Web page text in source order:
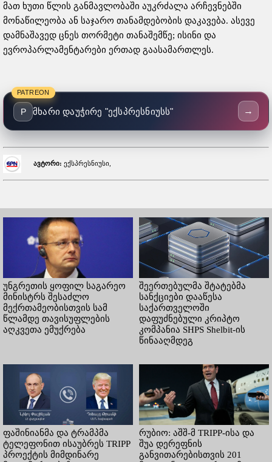
მათ ხუთი წლის განმავლობაში აუკრძალა არჩევნებში
მონაწილეობა ან საჯარო თანამდებობის დაკავება. ასევე
დამნაშავედ ცნეს თორმეტი თანაშემწე; ისინი და
ევროპარლამენტარები ერთად გაასამართლეს.
PATREON
P მხარი დაუჭირე "ექსპრესნიუსს" →
ავტორი: ექსპრესნიუსი,
უნგრეთის ყოფილ საგარეო
მინისტრს შესაძლო
მექრთამეობისთვის სამ
წლამდე თავისუფლების
აღკვეთა ემუქრება
შეერთებულმა შტატებმა
სანქციები დააწესა
საქართველოში
დაფუძნებული კრიპტო
კომპანია SHPS Shelbit-ის
წინააღმდეგ
ფაშინიანმა და ტრამპმა
ტელეფონით ისაუბრეს TRIPP
პროექტის მიმდინარე
რუბიო: აშშ-მ TRIPP-ისა და
შუა დერეფნის
განვითარებისთვის 201